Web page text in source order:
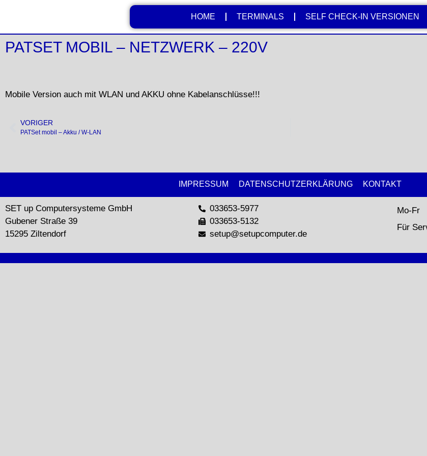
HOME TERMINALS SELF CHECK-IN VERSIONEN
PATSET MOBIL – NETZWERK – 220V
Mobile Version auch mit WLAN und AKKU ohne Kabelanschlüsse!!!
VORIGER
PATSet mobil – Akku / W-LAN
IMPRESSUM DATENSCHUTZERKLÄRUNG KONTAKT
SET up Computersysteme GmbH
Gubener Straße 39
15295 Ziltendorf
033653-5977
033653-5132
setup@setupcomputer.de
Mo-Fr
Für